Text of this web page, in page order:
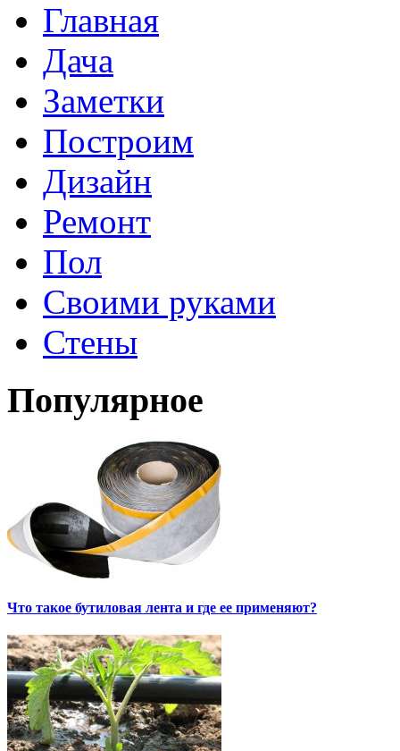
Главная
Дача
Заметки
Построим
Дизайн
Ремонт
Пол
Своими руками
Стены
Популярное
Что такое бутиловая лента и где ее применяют?